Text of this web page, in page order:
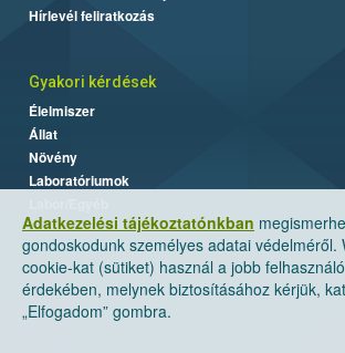
Adatkezelési tájékoztatónkban
gondoskodunk személyes adatai védelméről.
cookie-kat (sütiket) használ a jobb
érdekében, melynek biztosításához kérjük,
„Elfogadom” gombra.
Hírlevél feliratkozás
Gyakori kérdések
Élelmiszer
Állat
Növény
Laboratóriumok